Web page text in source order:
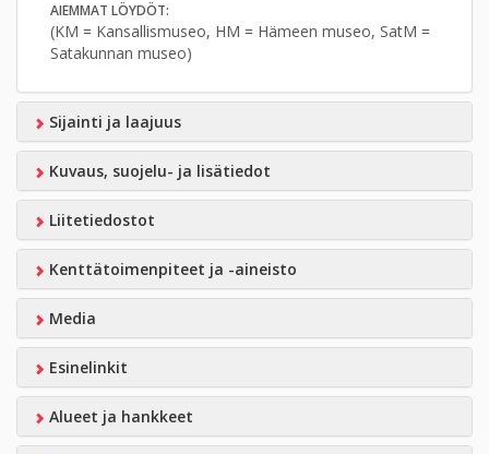
AIEMMAT LÖYDÖT:
(KM = Kansallismuseo, HM = Hämeen museo, SatM =
Satakunnan museo)
Sijainti ja laajuus
Kuvaus, suojelu- ja lisätiedot
Liitetiedostot
Kenttätoimenpiteet ja -aineisto
Media
Esinelinkit
Alueet ja hankkeet